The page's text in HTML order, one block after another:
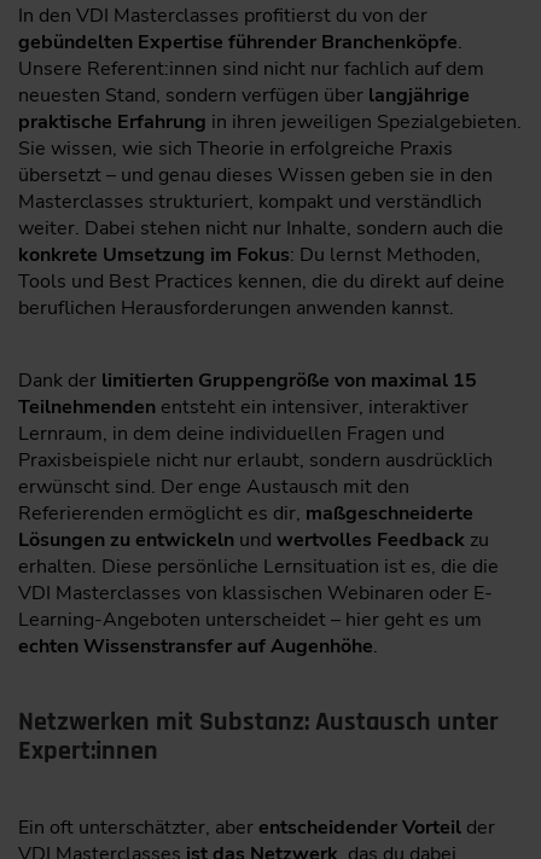
In den VDI Masterclasses profitierst du von der
gebündelten Expertise führender Branchenköpfe.
Unsere Referent:innen sind nicht nur fachlich auf dem
neuesten Stand, sondern verfügen über langjährige
praktische Erfahrung in ihren jeweiligen Spezialgebieten.
Sie wissen, wie sich Theorie in erfolgreiche Praxis
übersetzt – und genau dieses Wissen geben sie in den
Masterclasses strukturiert, kompakt und verständlich
weiter. Dabei stehen nicht nur Inhalte, sondern auch die
konkrete Umsetzung im Fokus: Du lernst Methoden,
Tools und Best Practices kennen, die du direkt auf deine
beruflichen Herausforderungen anwenden kannst.
Dank der limitierten Gruppengröße von maximal 15
Teilnehmenden entsteht ein intensiver, interaktiver
Lernraum, in dem deine individuellen Fragen und
Praxisbeispiele nicht nur erlaubt, sondern ausdrücklich
erwünscht sind. Der enge Austausch mit den
Referierenden ermöglicht es dir, maßgeschneiderte
Lösungen zu entwickeln und wertvolles Feedback zu
erhalten. Diese persönliche Lernsituation ist es, die die
VDI Masterclasses von klassischen Webinaren oder E-
Learning-Angeboten unterscheidet – hier geht es um
echten Wissenstransfer auf Augenhöhe.
Netzwerken mit Substanz: Austausch unter
Expert:innen
Ein oft unterschätzter, aber entscheidender Vorteil der